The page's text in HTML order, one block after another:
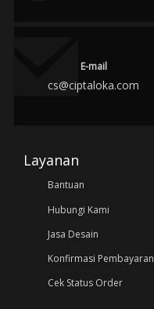
E-mail
cs@ciptaloka.com
Layanan
Bantuan
Hubungi Kami
Jasa Desain
Konfirmasi Pembayaran
Cek Status Order